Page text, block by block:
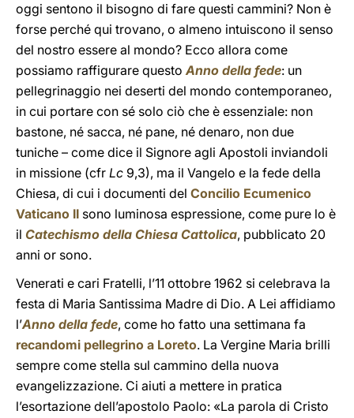
oggi sentono il bisogno di fare questi cammini? Non è
forse perché qui trovano, o almeno intuiscono il senso
del nostro essere al mondo? Ecco allora come
possiamo raffigurare questoAnno della fede: un
pellegrinaggio nei deserti del mondo contemporaneo,
in cui portare con sé solo ciò che è essenziale: non
bastone, né sacca, né pane, né denaro, non due
tuniche – come dice il Signore agli Apostoli inviandoli
in missione (cfr Lc 9,3), ma il Vangelo e la fede della
Chiesa, di cui i documenti del Concilio Ecumenico
Vaticano II sono luminosa espressione, come pure lo è
il Catechismo della Chiesa Cattolica, pubblicato 20
anni or sono.
Venerati e cari Fratelli, l’11 ottobre 1962 si celebrava la
festa di Maria Santissima Madre di Dio. A Lei affidiamo
l’Anno della fede, come ho fatto una settimana fa
recandomi pellegrino a Loreto. La Vergine Maria brilli
sempre come stella sul cammino della nuova
evangelizzazione. Ci aiuti a mettere in pratica
l’esortazione dell’apostolo Paolo: «La parola di Cristo